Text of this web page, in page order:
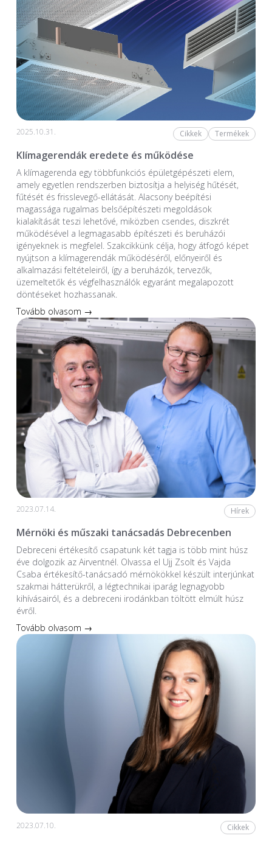
2025.10.31. Cikkek Termékek
Klímagerendák eredete és működése
A klímagerenda egy többfunkciós épületgépészeti elem,
amely egyetlen rendszerben biztosítja a helyiség hűtését,
fűtését és frisslevegő-ellátását. Alacsony beépítési
magassága rugalmas belsőépítészeti megoldások
kialakítását teszi lehetővé, miközben csendes, diszkrét
működésével a legmagasabb építészeti és beruházói
igényeknek is megfelel. Szakcikkünk célja, hogy átfogó képet
nyújtson a klímagerendák működéséről, előnyeiről és
alkalmazási feltételeiről, így a beruházók, tervezők,
üzemeltetők és végfelhasználók egyaránt megalapozott
döntéseket hozhassanak.
Tovább olvasom →
2023.07.14. Hírek
Mérnöki és műszaki tanácsadás Debrecenben
Debreceni értékesítő csapatunk két tagja is több mint húsz
éve dolgozik az Airventnél. Olvassa el Ujj Zsolt és Vajda
Csaba értékesítő-tanácsadó mérnökökkel készült interjúnkat
szakmai hátterükről, a légtechnikai iparág legnagyobb
kihívásairól, és a debreceni irodánkban töltött elmúlt húsz
évről.
Tovább olvasom →
2023.07.10. Cikkek